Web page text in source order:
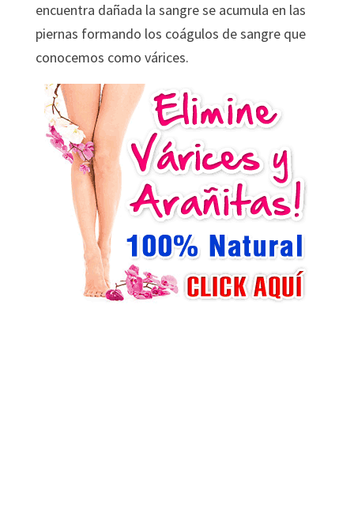
encuentra dañada la sangre se acumula en las
piernas formando los coágulos de sangre que
conocemos como várices.